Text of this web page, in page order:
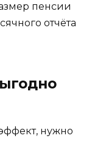
пенсии
отчёта
нужно